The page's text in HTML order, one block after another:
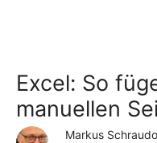
Excel: So
manuellen
Markus